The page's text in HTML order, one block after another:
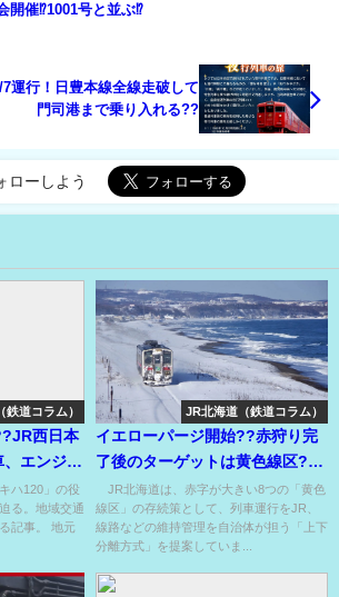
開催⁉1001号と並ぶ⁉
運行！日豊本線全線走破して
門司港まで乗り入れる??
ローしよう
鉄道コラム）
西日本
エンジン
ハ120」の役
る。地域交通
記事。 地元
JR北海道（鉄道コラム）
イエローパージ開始??赤狩り完
了後のターゲットは黄色線区??
上下分離になるか??
JR北海道は、赤字が大きい8つの「黄色
線区」の存続策として、列車運行をJR、
線路などの維持管理を自治体が担う「上下
分離方式」を提案していま...